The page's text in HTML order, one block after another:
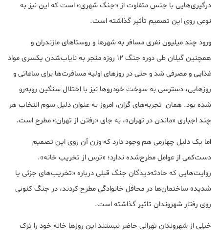
درگیری‌هایی با جنس متفاوت از «جنگ شهری» است که این نیز به
نوعی روی این تصمیم تأثیر گذاشته است.
ورود چند میلیون نفری مسافر به شهرها و روستاهای مازندران و
همچنین گیلان طی دوره جنگ ۱۲ روزه منجر به نایاب‌شدن یکسری مواد
غذایی و مصرفی شد و حتی در روزهای اولیه مسافرت‌ها برای ساعاتی و
روزهایی، دسترسی به سوخت خودروها نیز با اختلال سنگین روبه‌رو
شده بود. همان تجربه‌های گران، امروز به عنوان دلیل سوم انتخاب هر
چند اجباری «ماندن در تهران»، به جای «رفتن از تهران» مطرح است.
اما یک دلیل چهارمی هم وجود دارد که وزن آن روی این تصمیم
دست‌کمی از عوامل مطرح‌شده ندارد؛ «ترس از تخریب خانه».
روایت‌‌هایی که حادثه‌دیدگان جنگ قبلی درباره «تخریب‌های جزئی یا
شدید» ساختمان‌ها در محافل خانوادگی مطرح کردند، در جنگ کنونی
روی رفتار شهروندان تاثیر گذاشته است.
خیلی از شهروندان تهرانی حاضر نیستند این روزها خانه خود را ترک